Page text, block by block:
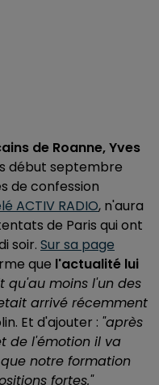
de Roanne, Yves
début septembre
de confession
ACTIV RADIO, n'aura
de Paris qui ont
soir. Sur sa page
que l'actualité lui
qu'au moins l'un des
arrivé récemment
Et d'ajouter : "après
de l'émotion il va
notre formation
fortes."